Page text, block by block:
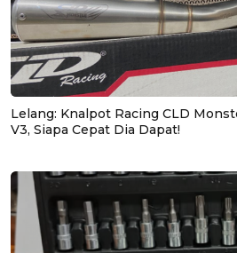
Lelang: Knalpot Racing CLD
V3, Siapa Cepat Dia Dapat!